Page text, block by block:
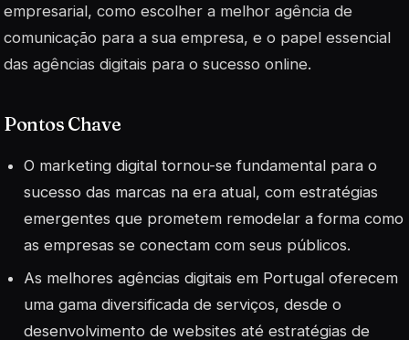
empresarial, como escolher a melhor agência de
comunicação para a sua empresa, e o papel essencial
das agências digitais para o sucesso online.
Pontos Chave
O marketing digital tornou-se fundamental para o
sucesso das marcas na era atual, com estratégias
emergentes que prometem remodelar a forma como
as empresas se conectam com seus públicos.
As melhores agências digitais em Portugal oferecem
uma gama diversificada de serviços, desde o
desenvolvimento de websites até estratégias de